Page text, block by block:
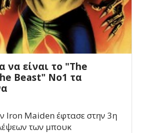
να είναι το "The
Beast" Νο1 τα
Ιron Maiden έφτασε στην 3η
των μπουκ